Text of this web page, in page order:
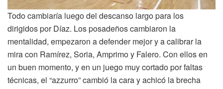
Todo cambiaría luego del descanso largo para los
dirigidos por Díaz. Los posadeños cambiaron la
mentalidad, empezaron a defender mejor y a calibrar la
mira con Ramírez, Soria, Amprimo y Falero. Con ellos en
un buen momento, y en un juego muy cortado por faltas
técnicas, el “azzurro” cambió la cara y achicó la brecha